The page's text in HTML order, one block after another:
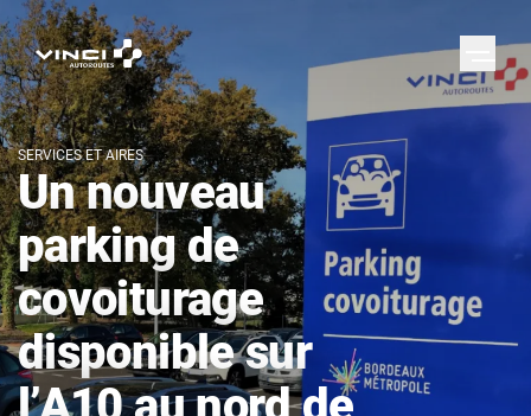
SERVICES ET AIRES
Un nouveau
parking de
covoiturage
disponible sur